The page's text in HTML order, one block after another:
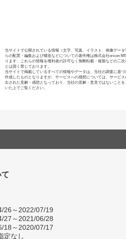
当サイトで公開されている情報（文字、写真、イラスト、画像デー
らの配置・編集および構造などについての著作権は株式会社oricon
ります。これらの情報を権利者の許可なく無断転載・複製などの二次
とは固く禁じております。
当サイトで掲載しているすべての情報やデータは、当社の調査に基づ
作成したものとなりますが、サービスへの感想については、サービス
出された見解・感想となっており、当社の見解・意見ではないことを
いた上でご覧ください。
26～2022/07/19
27～2021/06/28
18～2020/07/17
定なし